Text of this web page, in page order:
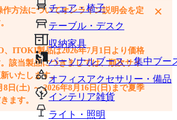
チェア・椅子
テーブル・デスク
収納家具
パーソナルブース・集中ブー
オフィスアクセサリー・備品
インテリア雑貨
ライト・照明
のURLを貼り付けて、カートに追加できます
方法についてオンライン説明会を定
ITOKI製品は2026年7月1日より価格
該当製品につきましては、順次サイ
いたします。
8日(土) ～ 2026年8月16日(日)まで夏季
ます。
×